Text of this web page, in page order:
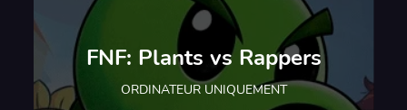
FNF: Plants vs Rappers
ORDINATEUR UNIQUEMENT